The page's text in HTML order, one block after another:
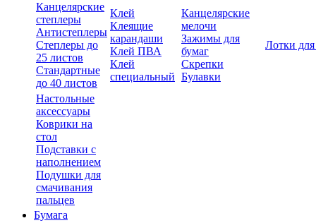
Канцелярские
степлеры
Антистеплеры
Степлеры до
25 листов
Стандартные
до 40 листов
Клей
Клеящие
карандаши
Клей ПВА
Клей
специальный
Канцелярские
мелочи
Зажимы для
бумаг
Скрепки
Булавки
Лотки
Настольные
аксессуары
Коврики на
стол
Подставки с
наполнением
Подушки для
смачивания
пальцев
Бумага